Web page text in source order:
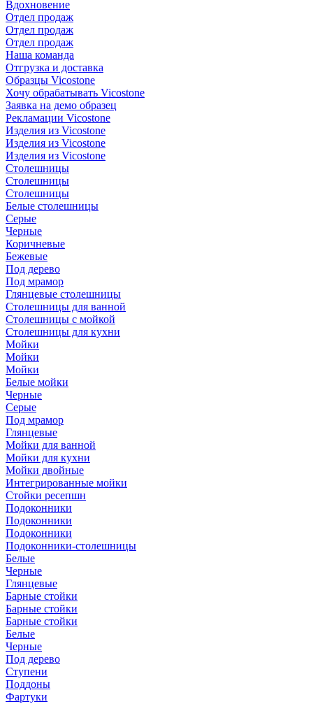
Вдохновение
Отдел продаж
Отдел продаж
Отдел продаж
Наша команда
Отгрузка и доставка
Образцы Vicostone
Хочу обрабатывать Vicostone
Заявка на демо образец
Рекламации Vicostone
Изделия из Vicostone
Изделия из Vicostone
Изделия из Vicostone
Столешницы
Столешницы
Столешницы
Белые столешницы
Серые
Черные
Коричневые
Бежевые
Под дерево
Под мрамор
Глянцевые столешницы
Столешницы для ванной
Столешницы с мойкой
Столешницы для кухни
Мойки
Мойки
Мойки
Белые мойки
Черные
Серые
Под мрамор
Глянцевые
Мойки для ванной
Мойки для кухни
Мойки двойные
Интегрированные мойки
Стойки ресепшн
Подоконники
Подоконники
Подоконники
Подоконники-столешницы
Белые
Черные
Глянцевые
Барные стойки
Барные стойки
Барные стойки
Белые
Черные
Под дерево
Ступени
Поддоны
Фартуки